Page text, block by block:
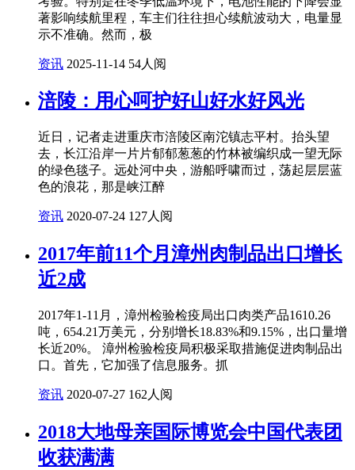
著影响续航里程，车主们往往担心续航波动大，电量显
示不准确。然而，极
资讯 2025-11-14 54人阅
涪陵：用心呵护好山好水好风光
近日，记者走进重庆市涪陵区南沱镇志平村。抬头望
去，长江沿岸一片片郁郁葱葱的竹林被编织成一望无际
的绿色毯子。远处河中央，游船呼啸而过，荡起层层蓝
色的浪花，那是峡江醉
资讯 2020-07-24 127人阅
2017年前11个月漳州肉制品出口增长
近2成
2017年1-11月，漳州检验检疫局出口肉类产品1610.26
吨，654.21万美元，分别增长18.83%和9.15%，出口量增
长近20%。 漳州检验检疫局积极采取措施促进肉制品出
口。首先，它加强了信息服务。抓
资讯 2020-07-27 162人阅
2018大地母亲国际博览会中国代表团
收获满满